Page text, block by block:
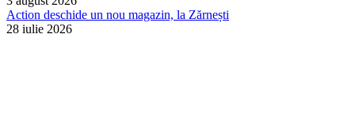
Action deschide un nou magazin, la Zărnești
28 iulie 2026